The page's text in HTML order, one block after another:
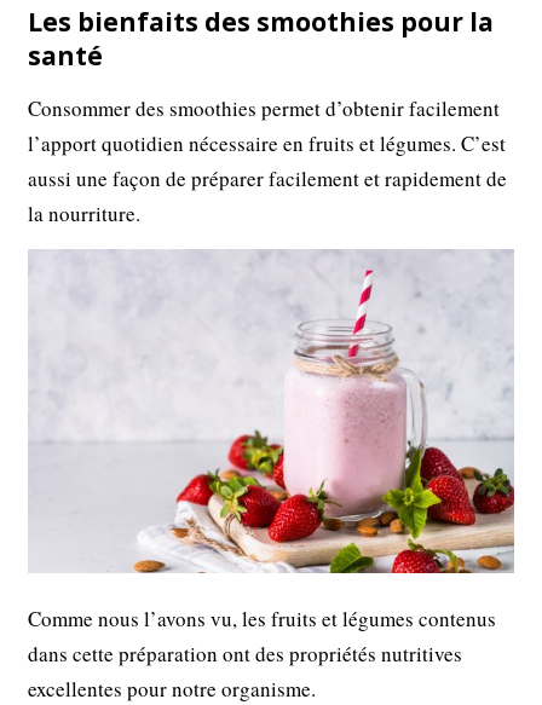
Les bienfaits des smoothies pour la
santé
Consommer des smoothies permet d’obtenir facilement
l’apport quotidien nécessaire en fruits et légumes. C’est
aussi une façon de préparer facilement et rapidement de
la nourriture.
Comme nous l’avons vu, les fruits et légumes contenus
dans cette préparation ont des propriétés nutritives
excellentes pour notre organisme.